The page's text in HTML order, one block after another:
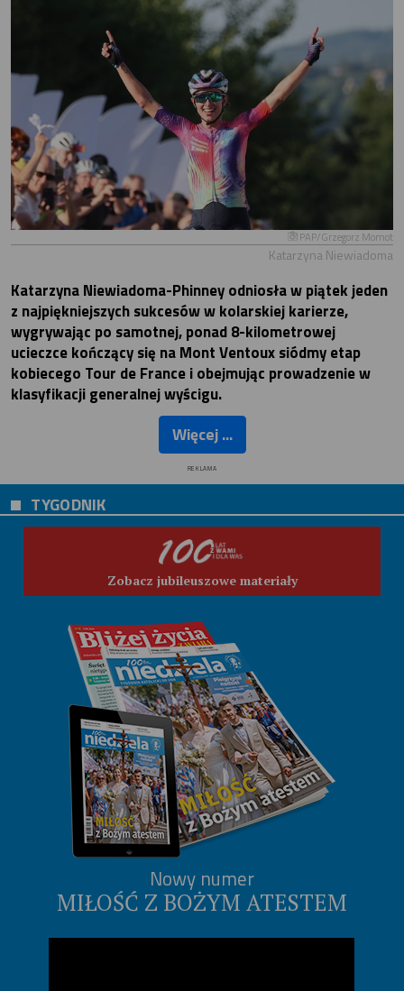
PAP/Grzegorz Momot
Katarzyna Niewiadoma
Katarzyna Niewiadoma-Phinney odniosła w piątek jeden
z najpiękniejszych sukcesów w kolarskiej karierze,
wygrywając po samotnej, ponad 8-kilometrowej
ucieczce kończący się na Mont Ventoux siódmy etap
kobiecego Tour de France i obejmując prowadzenie w
klasyfikacji generalnej wyścigu.
Więcej ...
REKLAMA
TYGODNIK
Zobacz jubileuszowe materiały
Nowy numer
MIŁOŚĆ Z BOŻYM ATESTEM